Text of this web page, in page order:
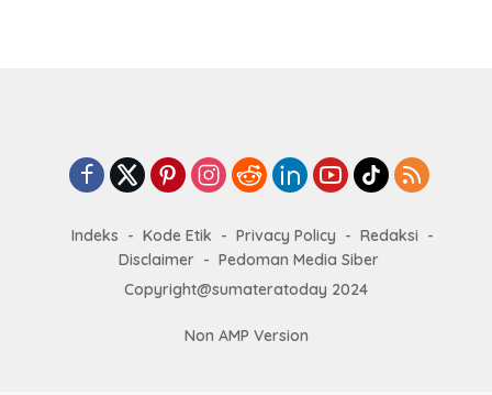
Indeks Kode Etik Privacy Policy
Redaksi
Disclaimer
Pedoman Media Siber
Copyright@sumateratoday 2024
Non AMP Version